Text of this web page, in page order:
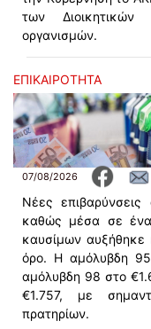
των Διοικητικών
οργανισμών.
ΕΠΙΚΑΙΡΟΤΗΤΑ
07/08/2026
Νέες επιβαρύνσεις
καθώς μέσα σε
καυσίμων
όρο. Η αμόλυβδη
αμόλυβδη 98 στο
€1.757, με
πρατηρίων.